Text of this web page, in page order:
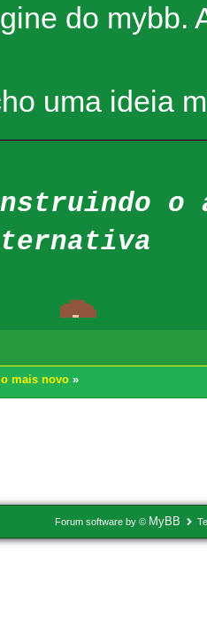
do mybb.
uma ideia
o
mais novo »
Forum software by © MyBB